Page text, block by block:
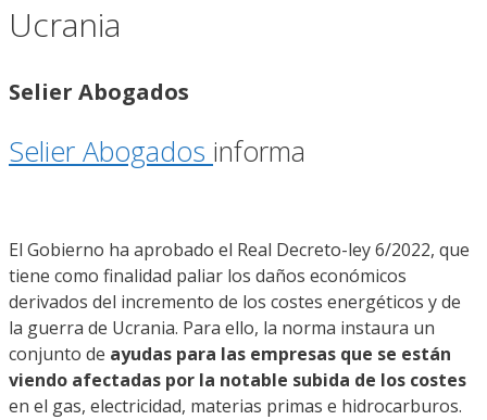
Ucrania
Selier Abogados
Selier Abogados informa
El Gobierno ha aprobado el Real Decreto-ley 6/2022, que
tiene como finalidad paliar los daños económicos
derivados del incremento de los costes energéticos y de
la guerra de Ucrania. Para ello, la norma instaura un
conjunto de ayudas para las empresas que se están
viendo afectadas por la notable subida de los costes
en el gas, electricidad, materias primas e hidrocarburos.